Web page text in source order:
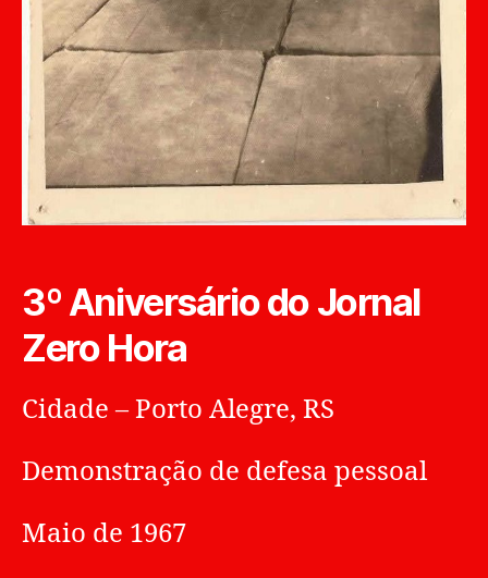
3º Aniversário do Jornal
Zero Hora
Cidade – Porto Alegre, RS
Demonstração de defesa pessoal
Maio de 1967